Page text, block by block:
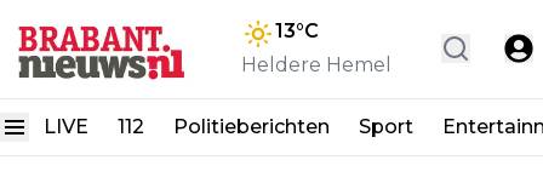
13°C
Heldere Hemel
LIVE 112 Politieberichten Sport